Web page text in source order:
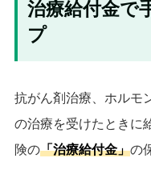
治療給付金で
プ
抗がん剤治療、ホルモ
の治療を受けたときに
険の「治療給付金」の